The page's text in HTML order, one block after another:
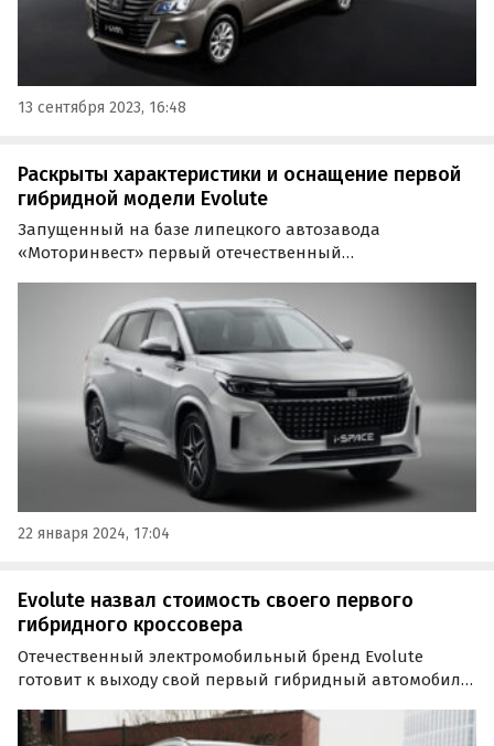
13 сентября 2023, 16:48
Раскрыты характеристики и оснащение первой
гибридной модели Evolute
Запущенный на базе липецкого автозавода
«Моторинвест» первый отечественный
свою новую модель. Это Evolute i-Space — шестая
модель в линейке марки и первый в ее истории
гибрид, сообщают «Автоновости…
22 января 2024, 17:04
Evolute назвал стоимость своего первого
гибридного кроссовера
Отечественный электромобильный бренд Evolute
готовит к выходу свой первый гибридный автомобиль
стартует с отметки 3 899 000 рублей, выяснили